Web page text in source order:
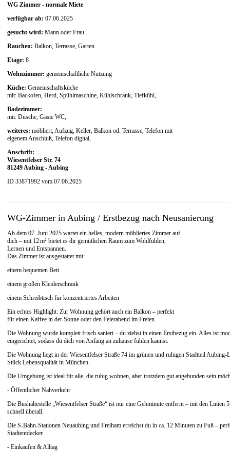
WG Zimmer - normale Miete
verfügbar ab: 07.06.2025
gesucht wird: Mann oder Frau
Rauchen: Balkon, Terrasse, Garten
Etage: 8
Wohnzimmer: gemeinschaftliche Nutzung
Küche: Gemeinschaftsküche
mit: Backofen, Herd, Spühlmaschine, Kühlschrank, Tiefkühl,
Badezimmer:
mit: Dusche, Gäste WC,
weiteres: möbliert, Aufzug, Keller, Balkon od. Terrasse, Telefon mit
eigenem Anschluß, Telefon digital,
Anschrift:
Wiesentfelser Str. 74
81249 Aubing - Aubing
ID 33871992 vom 07.06.2025
WG-Zimmer in Aubing / Erstbezug nach Neusanierung
Ab dem 07. Juni 2025 wartet ein helles, modern möbliertes Zimmer auf
dich – mit 12 m² bietet es dir gemütlichen Raum zum Wohlfühlen,
Lernen und Entspannen.
Das Zimmer ist ausgestattet mit:
einem bequemen Bett
einem großen Kleiderschrank
einem Schreibtisch für konzentriertes Arbeiten
Ein echtes Highlight: Zur Wohnung gehört auch ein Balkon – perfekt
für einen Kaffee in der Sonne oder den Feierabend im Freien.
Die Wohnung wurde komplett frisch saniert – du ziehst in einen Erstbezug ein. Alles ist
eingerichtet, sodass du dich von Anfang an zuhause fühlen kannst.
Die Wohnung liegt in der Wiesentfelser Straße 74 im grünen und ruhigen Stadtteil Aubing-
Stück Lebensqualität in München.
Die Umgebung ist ideal für alle, die ruhig wohnen, aber trotzdem gut angebunden sein
- Öffentlicher Nahverkehr
Die Bushaltestelle „Wiesentfelser Straße“ ist nur eine Gehminute entfernt – mit den Linien
schnell überall.
Die S-Bahn-Stationen Neuaubing und Freiham erreichst du in ca. 12 Minuten zu Fuß –
Stadtentdecker.
- Einkaufen & Alltag